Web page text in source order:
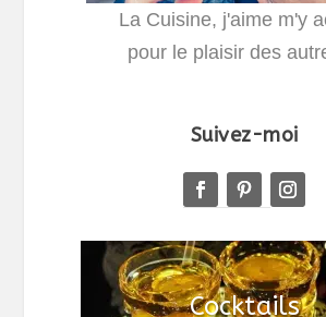
La Cuisine, j'aime m'y
pour le plaisir des
Suivez-moi